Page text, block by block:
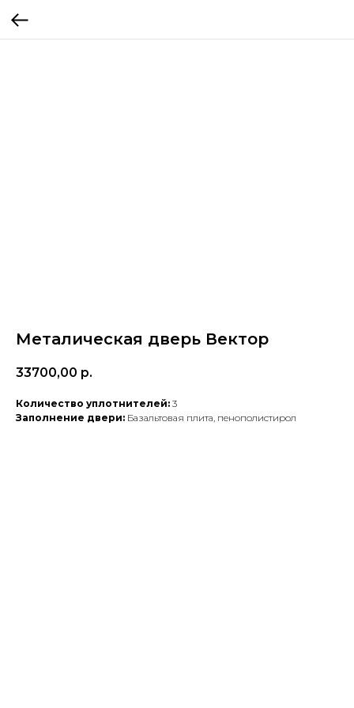
Металическая дверь Вектор
33700,00 р.
Количество уплотнителей: 3
Заполнение двери: Базальтовая плита, пенополистирол